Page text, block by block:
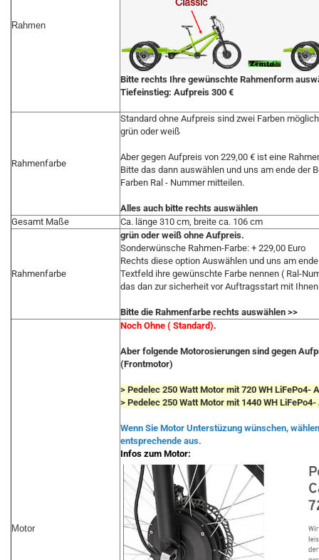
Rahmen
Bitte rechts Ihre gewünschte Rahmenform
Tiefeinstieg: Aufpreis 300 €
Rahmenfarbe
Standard ohne Aufpreis sind zwei Farben
grün oder weiß
Aber gegen Aufpreis von 229,00 € ist eine
Bitte das dann auswählen und uns am ende der
Farben Ral - Nummer mitteilen.
Alles auch bitte rechts auswählen
Gesamt Maße
Ca. länge 310 cm, breite ca. 106 cm
Rahmenfarbe
grün oder weiß ohne Aufpreis.
Sonderwünsche Rahmen-Farbe: + 229,00 Euro
Rechts diese option Auswählen und uns am
Textfeld ihre gewünschte Farbe nennen ( Ral-
das dan zur sicherheit vor Auftragsstart mit
Bitte die Rahmenfarbe rechts auswählen >>
Motor
Noch Ohne ( Standard).
Aber folgende Motorosierungen sind gegen
(Frontmotor)
> Pedelec 250 Watt Motor mit 720 WH LiFePo4-
> Pedelec 250 Watt Motor mit 1440 WH
Wenn Sie Motor Unterstüzung wünschen,
entsprechende aus.
Infos zum Motor: